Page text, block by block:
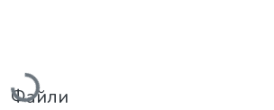
Вантажиться...
Файли